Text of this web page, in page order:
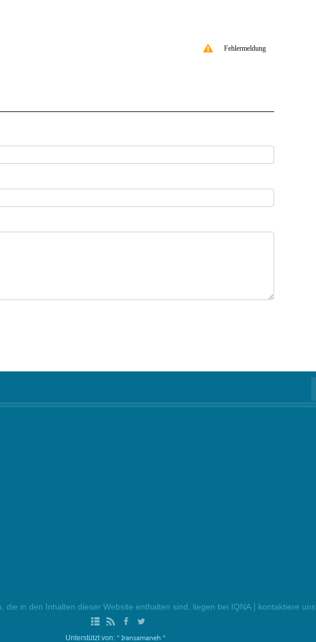
Fehlermeldung
die in den Inhalten dieser Website enthalten sind, liegen bei IQNA | kontaktiere uns
Unterstützt von: " Iransamaneh "